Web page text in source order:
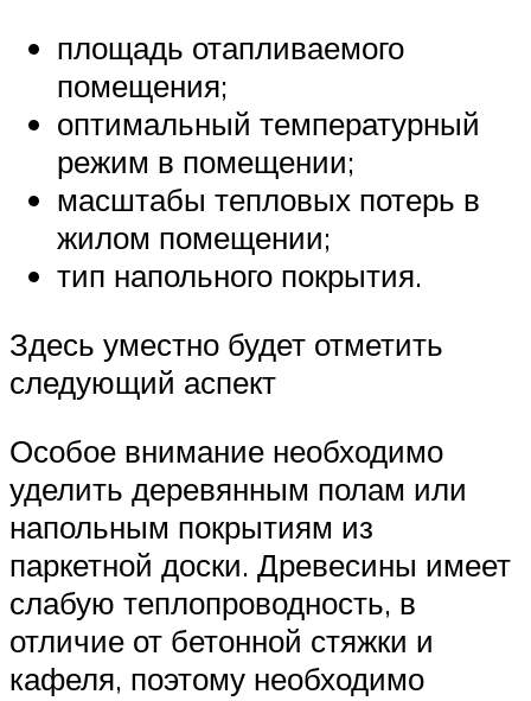
площадь отапливаемого
помещения;
оптимальный температурный
режим в помещении;
масштабы тепловых потерь в
жилом помещении;
тип напольного покрытия.
Здесь уместно будет отметить
следующий аспект
Особое внимание необходимо
уделить деревянным полам или
напольным покрытиям из
паркетной доски. Древесины имеет
слабую теплопроводность, в
отличие от бетонной стяжки и
кафеля, поэтому необходимо